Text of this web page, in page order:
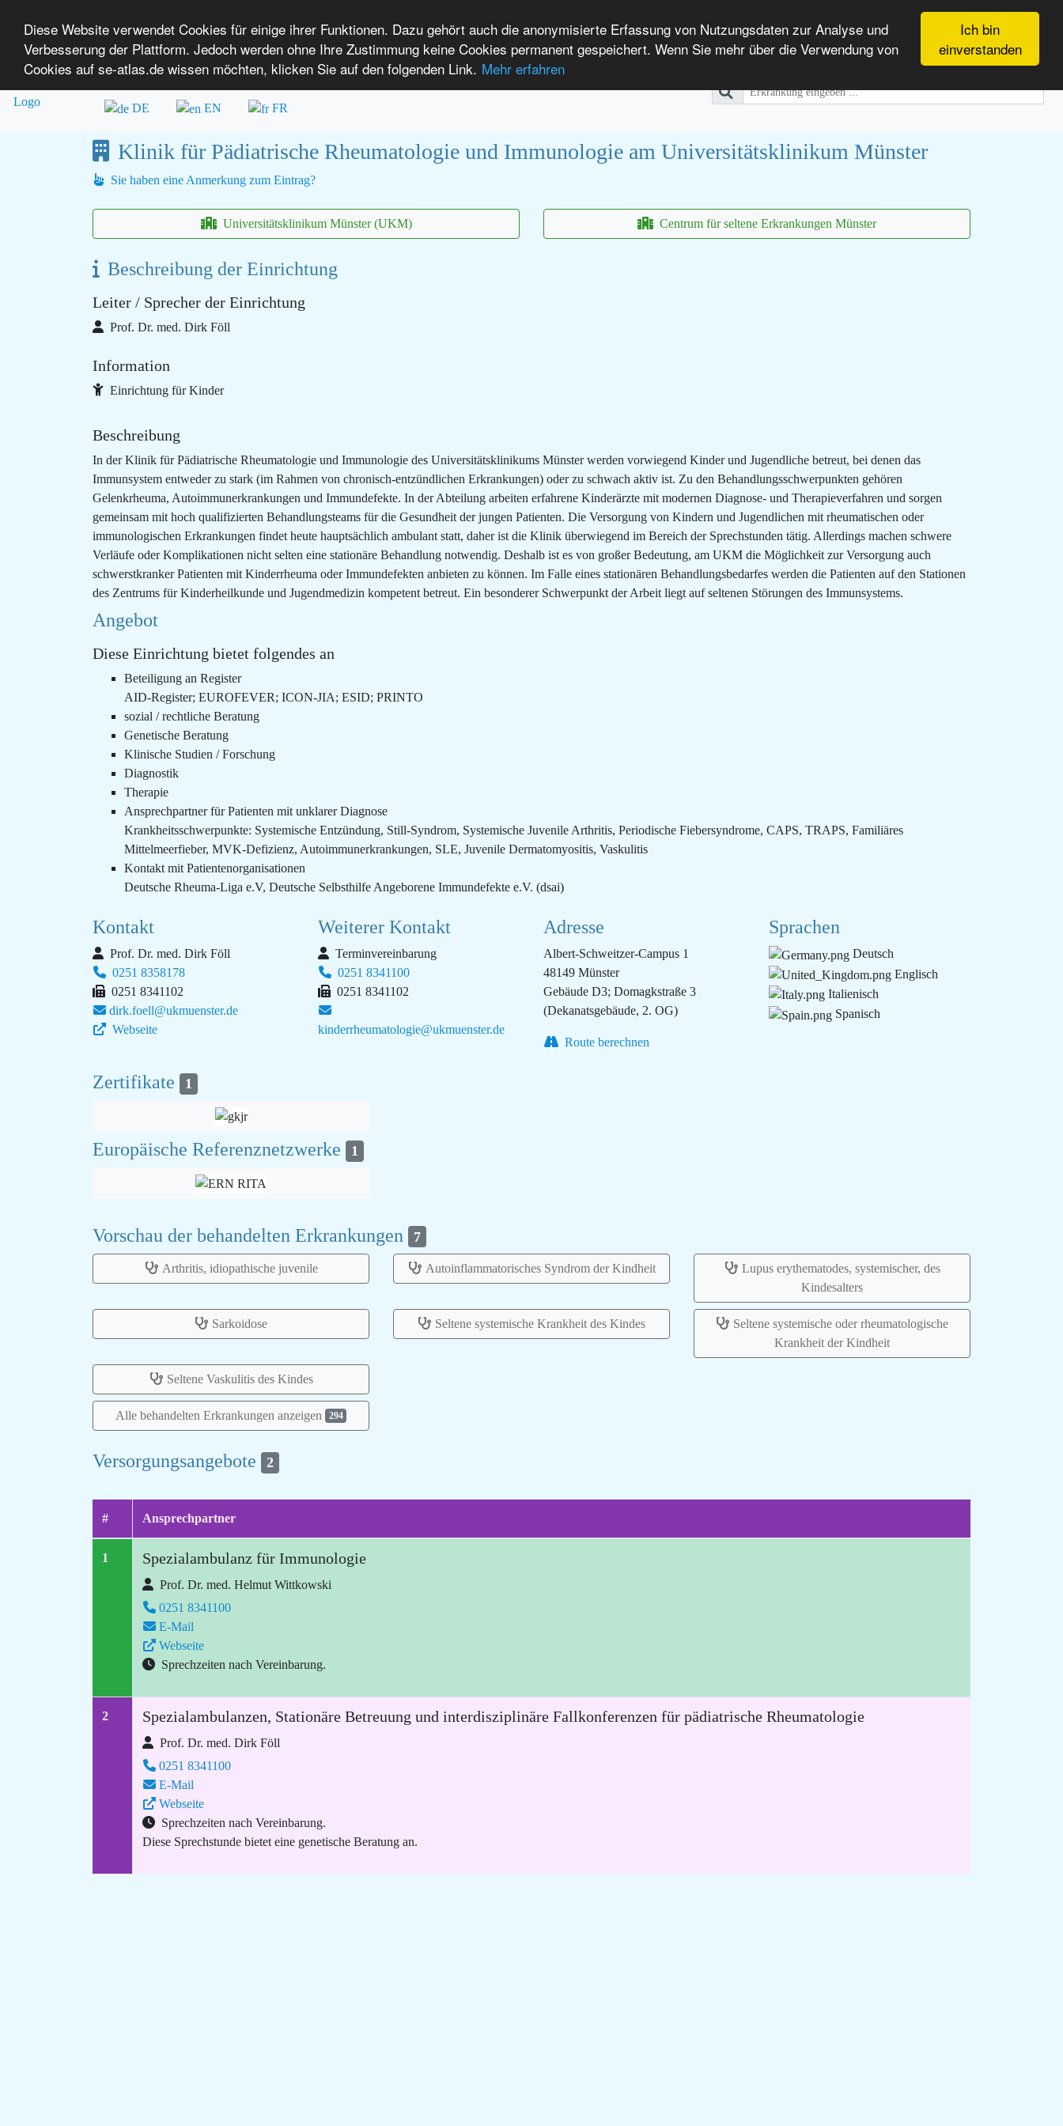
Ich bin
einverstanden
Diese Website verwendet Cookies für einige ihrer Funktionen. Dazu gehört auch die anonymisierte Erfassung von Nutzungsdaten zur Analyse und
Verbesserung der Plattform. Jedoch werden ohne Ihre Zustimmung keine Cookies permanent gespeichert. Wenn Sie mehr über die Verwendung von
Cookies auf se-atlas.de wissen möchten, klicken Sie auf den folgenden Link. Mehr erfahren
SE-ATLAS
Versorgungsatlas für Menschen mit seltenen Erkrankungen
Überblick über Einrichtungen Über uns Anmelden Leichte Sprache International Patients
DE EN FR
Klinik für Pädiatrische Rheumatologie und Immunologie am Universitätsklinikum Münster
Sie haben eine Anmerkung zum Eintrag?
Universitätsklinikum Münster (UKM) Centrum für seltene Erkrankungen Münster
Beschreibung der Einrichtung
Leiter / Sprecher der Einrichtung
Prof. Dr. med. Dirk Föll
Information
Einrichtung für Kinder
Beschreibung
In der Klinik für Pädiatrische Rheumatologie und Immunologie des Universitätsklinikums Münster werden vorwiegend Kinder und Jugendliche betreut, bei denen das
Immunsystem entweder zu stark (im Rahmen von chronisch-entzündlichen Erkrankungen) oder zu schwach aktiv ist. Zu den Behandlungsschwerpunkten gehören
Gelenkrheuma, Autoimmunerkrankungen und Immundefekte. In der Abteilung arbeiten erfahrene Kinderärzte mit modernen Diagnose- und Therapieverfahren und sorgen
gemeinsam mit hoch qualifizierten Behandlungsteams für die Gesundheit der jungen Patienten. Die Versorgung von Kindern und Jugendlichen mit rheumatischen oder
immunologischen Erkrankungen findet heute hauptsächlich ambulant statt, daher ist die Klinik überwiegend im Bereich der Sprechstunden tätig. Allerdings machen schwere
Verläufe oder Komplikationen nicht selten eine stationäre Behandlung notwendig. Deshalb ist es von großer Bedeutung, am UKM die Möglichkeit zur Versorgung auch
schwerstkranker Patienten mit Kinderrheuma oder Immundefekten anbieten zu können. Im Falle eines stationären Behandlungsbedarfes werden die Patienten auf den Stationen
des Zentrums für Kinderheilkunde und Jugendmedizin kompetent betreut. Ein besonderer Schwerpunkt der Arbeit liegt auf seltenen Störungen des Immunsystems.
Angebot
Diese Einrichtung bietet folgendes an
Beteiligung an Register
AID-Register; EUROFEVER; ICON-JIA; ESID; PRINTO
sozial / rechtliche Beratung
Genetische Beratung
Klinische Studien / Forschung
Diagnostik
Therapie
Ansprechpartner für Patienten mit unklarer Diagnose
Krankheitsschwerpunkte: Systemische Entzündung, Still-Syndrom, Systemische Juvenile Arthritis, Periodische Fiebersyndrome, CAPS, TRAPS, Familiäres
Mittelmeerfieber, MVK-Defizienz, Autoimmunerkrankungen, SLE, Juvenile Dermatomyositis, Vaskulitis
Kontakt mit Patientenorganisationen
Deutsche Rheuma-Liga e.V, Deutsche Selbsthilfe Angeborene Immundefekte e.V. (dsai)
Kontakt
Prof. Dr. med. Dirk Föll
0251 8358178
0251 8341102
dirk.foell@ukmuenster.de
Webseite
Weiterer Kontakt
Terminvereinbarung
0251 8341100
0251 8341102
kinderrheumatologie@ukmuenster.de
Adresse
Albert-Schweitzer-Campus 1
48149 Münster
Gebäude D3; Domagkstraße 3
(Dekanatsgebäude, 2. OG)
Route berechnen
Sprachen
Deutsch
Englisch
Italienisch
Spanisch
Zertifikate 1
Europäische Referenznetzwerke 1
Vorschau der behandelten Erkrankungen 7
Arthritis, idiopathische juvenile Autoinflammatorisches Syndrom der Kindheit
Lupus erythematodes, systemischer, des
Kindesalters
Sarkoidose Seltene systemische Krankheit des Kindes
Seltene systemische oder rheumatologische
Krankheit der Kindheit
Seltene Vaskulitis des Kindes
Alle behandelten Erkrankungen anzeigen 294
Versorgungsangebote 2
# Ansprechpartner
1 Spezialambulanz für Immunologie
Prof. Dr. med. Helmut Wittkowski
0251 8341100
E-Mail
Webseite
Sprechzeiten nach Vereinbarung.
2 Spezialambulanzen, Stationäre Betreuung und interdisziplinäre Fallkonferenzen für pädiatrische Rheumatologie
Prof. Dr. med. Dirk Föll
0251 8341100
E-Mail
Webseite
Sprechzeiten nach Vereinbarung.
Diese Sprechstunde bietet eine genetische Beratung an.